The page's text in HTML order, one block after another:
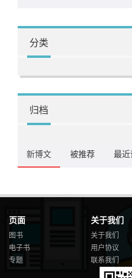
分类
归档
新博文 被推荐 最近
页面
图书
电子书
专题
关于我们
关于我们
用户协议
联系我们